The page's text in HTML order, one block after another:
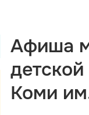
Афиша
Коми